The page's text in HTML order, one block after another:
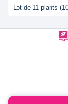
Lot de 11 plants